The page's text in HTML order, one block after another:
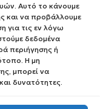
Αυτό το κάνουμε
και να προβάλλουμε
για τις εν λόγω
δεδομένα
περιήγησης ή
Η μη
μπορεί να
δυνατότητες.